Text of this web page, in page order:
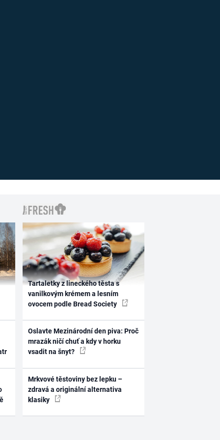
Tartaletky z lineckého těsta s
vanilkovým krémem a lesním
ovocem podle Bread Society
Oslavte Mezinárodní den piva: Proč
mrazák ničí chuť a kdy v horku
vsadit na šnyt?
Mrkvové těstoviny bez lepku –
zdravá a originální alternativa
klasiky